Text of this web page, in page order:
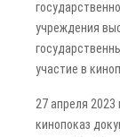
учреждения
участие в
27 апреля
кинопоказ